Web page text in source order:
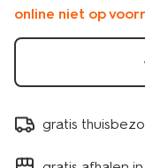
online niet op
gratis